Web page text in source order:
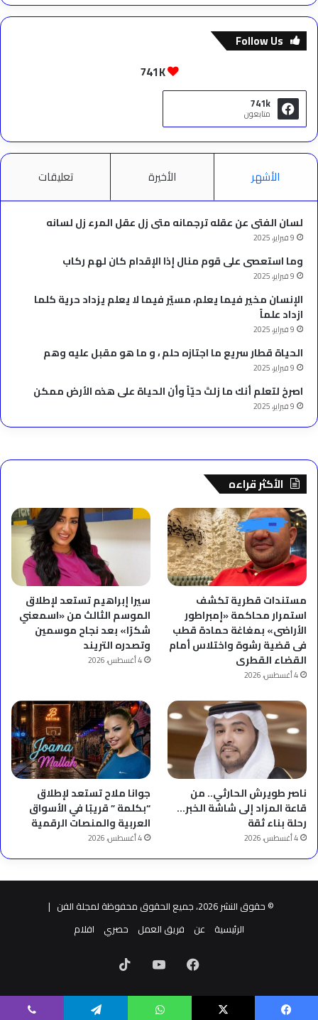
Follow Us
741K
741k
متابعون
الأشهر الأخيرة تعليقات
لسان الفتى عن عقله ترجمانه متى زل عقل المرء زل لسانه
9 فبراير، 2025
وما استعصى على قوم منال إذا الإقدام كان لهم ركاب
9 فبراير، 2025
الإنسان مخير فيما يعلم، مسيّر فيما لا يعلم يزداد حرية كلما
ازداد علماً
9 فبراير، 2025
الحياة قطار سريع ما اجتازه حلم ، و ما هو مقبل عليه وهم
9 فبراير، 2025
‫اصرخ لتعلم أنك ما زلتَ حيّاً وأن الحياة على هذه الأرض ممكن
9 فبراير، 2025
الأكثر قراءه
مستندات قطرية تكشف
استمرار محاكمة «إمبراطور
الأراضى» بمغاغة حمادة قطب
فى قضية رشوة واختلاس أمام
القضاء القطرى
4 أغسطس، 2026
سيرا إبراهيم تستعد لإطلاق
الموسم الثالث من «اسمعني
شكرًا» بعد نجاح موسمين
وتصدره التريند
4 أغسطس، 2026
ناصر طويرش الحارثي.. من
قاعة المزاد إلى شاشة الخبر…
رحلة بناء ثقة
4 أغسطس، 2026
جوانا ملاح تستعد لإطلاق
“بكلمة ” قريبًا في الأسواق
العربية والمنصات الرقمية
4 أغسطس، 2026
© حقوق النشر 2026، جميع الحقوق محفوظة لمجلة الفن |
الرئيسية
عن فريق العمل حصري افلام
فيسبوك‫YouTube